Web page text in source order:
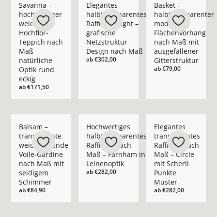
Savanna –
hochwertiger
weicher
Hochflor-
Teppich nach
Maß
natürliche
Optik rund
eckig
ab€171,50
Elegantes
halbtransparentes
Raffrollo Flight –
grafische
Netzstruktur
Design nach Maß
ab€302,00
Basket –
halbtransparenter
moderner
Flächenvorhang
nach Maß mit
ausgefallener
Gitterstruktur
ab€79,00
Balsam –
transparente
weichfließende
Voile-Gardine
nach Maß mit
seidigem
Schimmer
ab€84,90
Hochwertiges
halbtransparentes
Raffrollo nach
Maß – Farnham in
Leinenoptik
ab€282,00
Elegantes
transparentes
Raffrollo nach
Maß – Circle
mit Scherli
Punkte
Muster
ab€282,00